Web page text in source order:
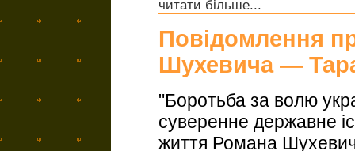
читати більше...
Повідомлення
Шухевича —
"Боротьба за волю
суверенне державне
життя Романа